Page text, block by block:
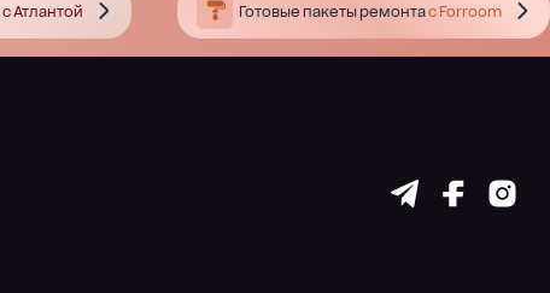
с Атлантой Готовые пакеты ремонтас Forroom